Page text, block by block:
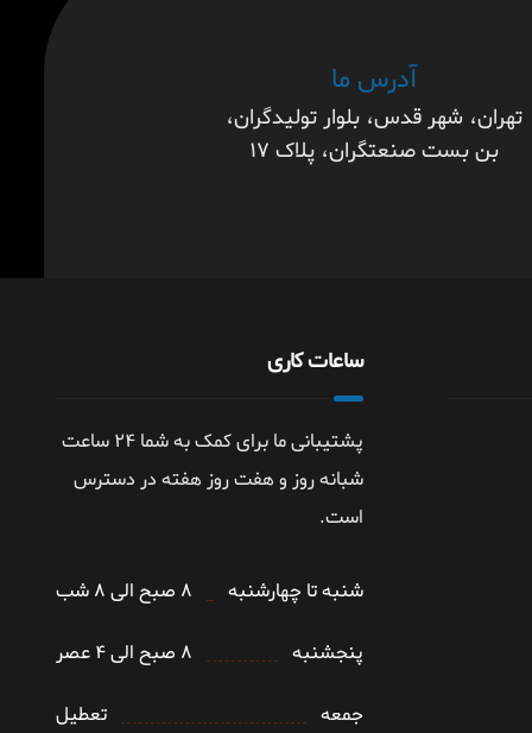
آدرس ما
تهران، شهر قدس، بلوار تولیدگران،
بن بست صنعتگران، پلاک ۱۷
ساعات کاری
پشتیبانی ما برای کمک به شما ۲۴ ساعت
شبانه روز و هفت روز هفته در دسترس
است.
شنبه تا چهارشنبه ۸ صبح الی ۸ شب
پنجشنبه ۸ صبح الی ۴ عصر
جمعه تعطیل